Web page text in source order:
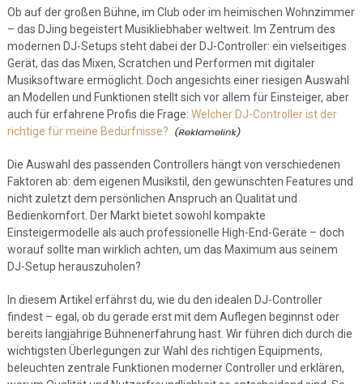
Ob auf der großen Bühne, im Club oder im heimischen Wohnzimmer
– das DJing begeistert Musikliebhaber weltweit. Im Zentrum des
modernen DJ-Setups steht dabei der DJ-Controller: ein vielseitiges
Gerät, das das Mixen, Scratchen und Performen mit digitaler
Musiksoftware ermöglicht. Doch angesichts einer riesigen Auswahl
an Modellen und Funktionen stellt sich vor allem für Einsteiger, aber
auch für erfahrene Profis die Frage: Welcher DJ-Controller ist der
richtige für meine Bedürfnisse?
Die Auswahl des passenden Controllers hängt von verschiedenen
Faktoren ab: dem eigenen Musikstil, den gewünschten Features und
nicht zuletzt dem persönlichen Anspruch an Qualität und
Bedienkomfort. Der Markt bietet sowohl kompakte
Einsteigermodelle als auch professionelle High-End-Geräte – doch
worauf sollte man wirklich achten, um das Maximum aus seinem
DJ-Setup herauszuholen?
In diesem Artikel erfährst du, wie du den idealen DJ-Controller
findest – egal, ob du gerade erst mit dem Auflegen beginnst oder
bereits langjährige Bühnenerfahrung hast. Wir führen dich durch die
wichtigsten Überlegungen zur Wahl des richtigen Equipments,
beleuchten zentrale Funktionen moderner Controller und erklären,